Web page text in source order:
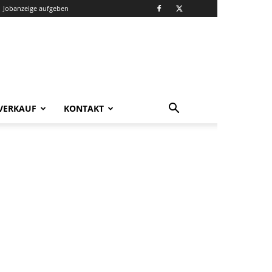
Jobanzeige aufgeben
KONTAKT